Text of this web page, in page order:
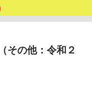
その他：令和２